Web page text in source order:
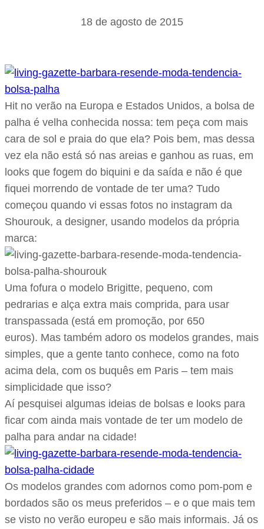
18 de agosto de 2015
Hit no verão na Europa e Estados Unidos, a bolsa de
palha é velha conhecida nossa: tem peça com mais
cara de sol e praia do que ela? Pois bem, mas dessa
vez ela não está só nas areias e ganhou as ruas, em
looks que fogem do biquini e da saída e não é que
fiquei morrendo de vontade de ter uma? Tudo
começou quando vi essas fotos no instagram da
Shourouk, a designer, usando modelos da própria
marca:
Uma fofura o modelo Brigitte, pequeno, com
pedrarias e alça extra mais comprida, para usar
transpassada (está em promoção, por 650
euros). Mas também adoro os modelos grandes, mais
simples, que a gente tanto conhece, como na foto
acima dela, com os buquês em Paris – tem mais
simplicidade que isso?
Aí pesquisei algumas ideias de bolsas e looks para
ficar com ainda mais vontade de ter um modelo de
palha para andar na cidade!
Os modelos grandes com adornos como pom-pom e
bordados são os meus preferidos – e o que mais tem
se visto no verão europeu e são mais informais. Já os